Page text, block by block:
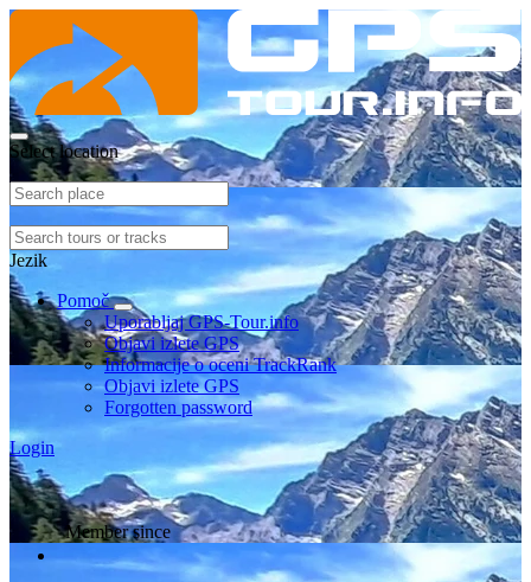
Select location
Jezik
Pomoč
Uporabljaj GPS-Tour.info
Objavi izlete GPS
Informacije o oceni TrackRank
Objavi izlete GPS
Forgotten password
Login
Member since